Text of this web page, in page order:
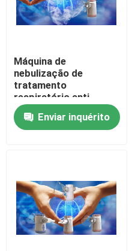
Máquina de
nebulização de
tratamento
respiratório anti-
quebrado
Enviar inquérito